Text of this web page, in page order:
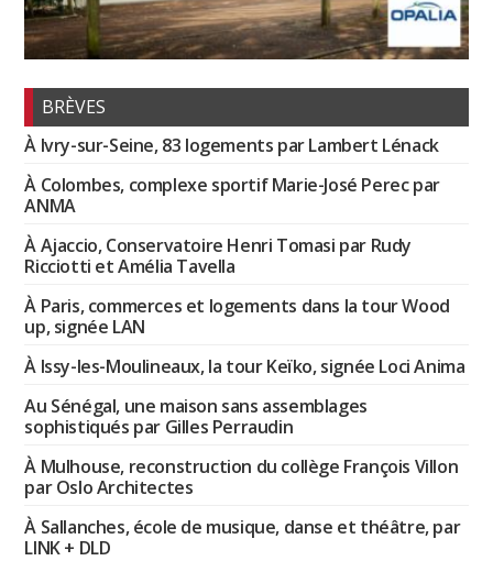
BRÈVES
À Ivry-sur-Seine, 83 logements par Lambert Lénack
À Colombes, complexe sportif Marie-José Perec par
ANMA
À Ajaccio, Conservatoire Henri Tomasi par Rudy
Ricciotti et Amélia Tavella
À Paris, commerces et logements dans la tour Wood
up, signée LAN
À Issy-les-Moulineaux, la tour Keïko, signée Loci Anima
Au Sénégal, une maison sans assemblages
sophistiqués par Gilles Perraudin
À Mulhouse, reconstruction du collège François Villon
par Oslo Architectes
À Sallanches, école de musique, danse et théâtre, par
LINK + DLD